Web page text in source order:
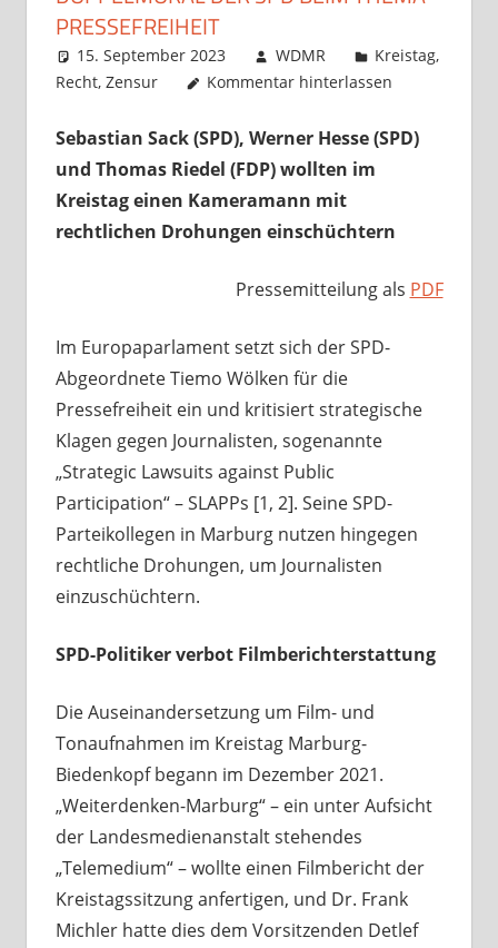
PRESSEFREIHEIT
15. September 2023 WDMR Kreistag,
Recht, Zensur Kommentar hinterlassen
Sebastian Sack (SPD), Werner Hesse (SPD)
und Thomas Riedel (FDP) wollten im
Kreistag einen Kameramann mit
rechtlichen Drohungen einschüchtern
Pressemitteilung als PDF
Im Europaparlament setzt sich der SPD-
Abgeordnete Tiemo Wölken für die
Pressefreiheit ein und kritisiert strategische
Klagen gegen Journalisten, sogenannte
„Strategic Lawsuits against Public
Participation“ – SLAPPs [1, 2]. Seine SPD-
Parteikollegen in Marburg nutzen hingegen
rechtliche Drohungen, um Journalisten
einzuschüchtern.
SPD-Politiker verbot Filmberichterstattung
Die Auseinandersetzung um Film- und
Tonaufnahmen im Kreistag Marburg-
Biedenkopf begann im Dezember 2021.
„Weiterdenken-Marburg“ – ein unter Aufsicht
der Landesmedienanstalt stehendes
„Telemedium“ – wollte einen Filmbericht der
Kreistagssitzung anfertigen, und Dr. Frank
Michler hatte dies dem Vorsitzenden Detlef